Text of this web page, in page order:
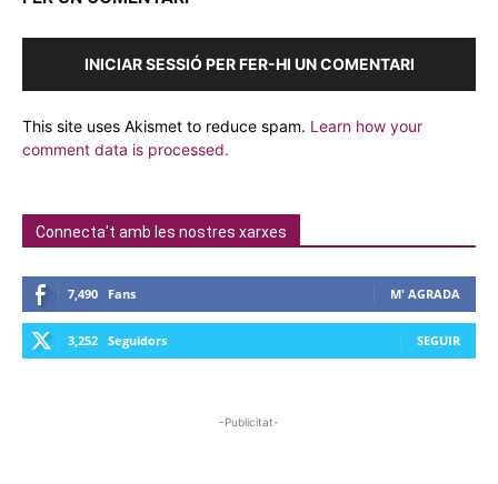
INICIAR SESSIÓ PER FER-HI UN COMENTARI
This site uses Akismet to reduce spam. Learn how your
comment data is processed.
Connecta't amb les nostres xarxes
7,490 Fans M' AGRADA
3,252 Seguidors SEGUIR
-Publicitat-